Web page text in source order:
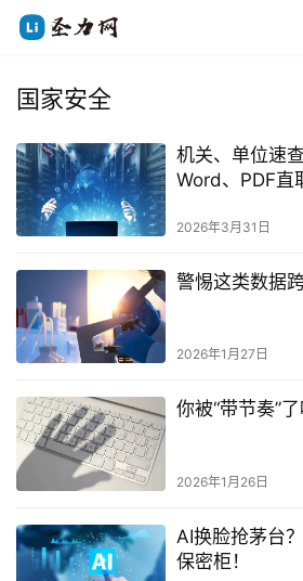
国家安全
机关、单位速
Word、PDF
2026年3月31日
警惕这类数据
2026年1月27日
你被“带节奏”了
2026年1月26日
AI换脸抢茅台
保密柜！